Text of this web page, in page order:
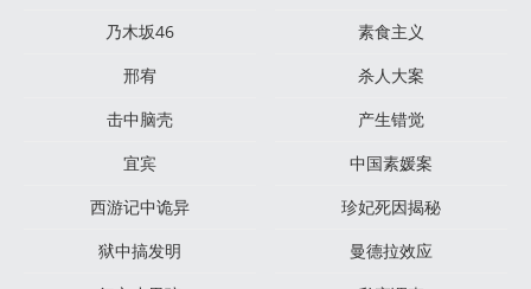
乃木坂46
素食主义
邢宥
杀人大案
击中脑壳
产生错觉
宜宾
中国素媛案
西游记中诡异
珍妃死因揭秘
狱中搞发明
曼德拉效应